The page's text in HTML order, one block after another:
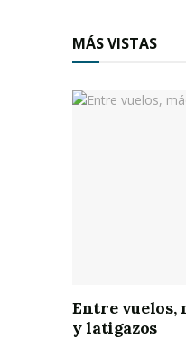
MÁS VISTAS
Entre vuelos,
y latigazos